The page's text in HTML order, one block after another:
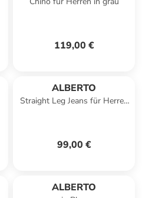
119,00 €
ALBERTO
Straight Leg Jeans für Herren
99,00 €
ALBERTO